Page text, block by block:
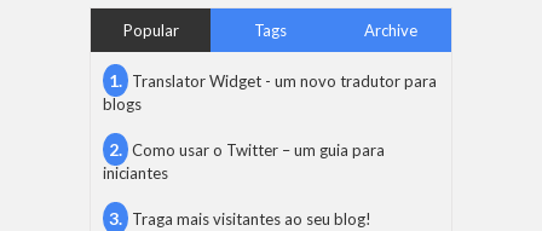
Popular Tags Archive
Translator Widget - um novo tradutor para
blogs
Como usar o Twitter – um guia para
iniciantes
Traga mais visitantes ao seu blog!